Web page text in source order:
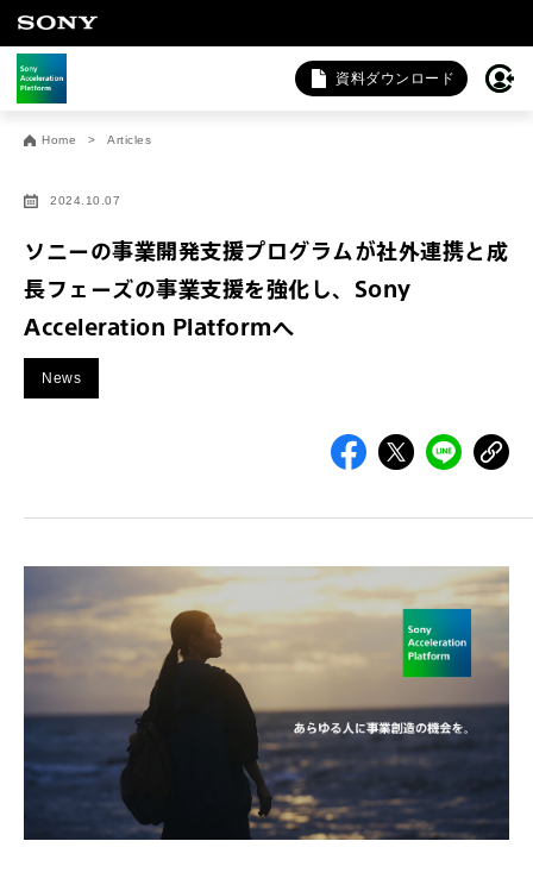
資料ダウンロード
Home Articles
2024.10.07
ソニーの事業開発支援プログラムが社外連携と成
長フェーズの事業支援を強化し、Sony
Acceleration Platformへ
News
お問い合わせ
法人向けサービスに関するご相談・お問い合わせは以下のボタ
法人お問い合わせ
FAQ&個人お問い合わせは以下のボタンからお願いします。
FAQ & 個人お問い合わせ